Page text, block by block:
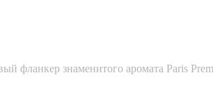
фланкер знаменитого аромата Paris